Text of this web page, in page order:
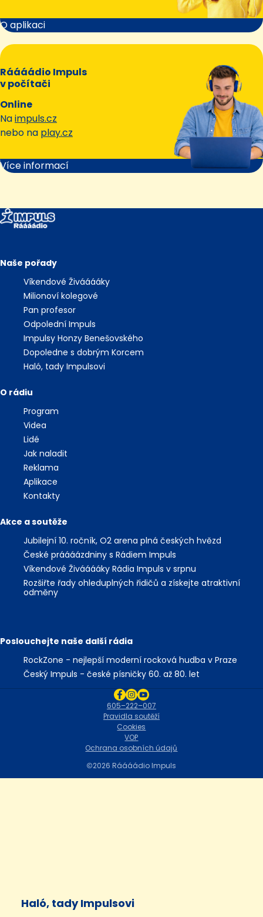
Haló, tady Impulsovi
O aplikaci
Ráááádio Impuls
v počítači
Online
Naimpuls.cz
nebo na play.cz
Více informací
Naše pořady
Víkendové Živááááky
Milionoví kolegové
Pan profesor
Odpolední Impuls
Impulsy Honzy Benešovského
Dopoledne s dobrým Korcem
Haló, tady Impulsovi
O rádiu
Program
Videa
Lidé
Jak naladit
Reklama
Aplikace
Kontakty
Akce a soutěže
Jubilejní 10. ročník, O2 arena plná českých hvězd
České práááázdniny s Rádiem Impuls
Víkendové Živááááky Rádia Impuls v srpnu
Rozšiřte řady ohleduplných řidičů a získejte atraktivní
odměny
Poslouchejte naše další rádia
RockZone - nejlepší moderní rocková hudba v Praze
Český Impuls - české písničky 60. až 80. let
2026 Ráááádio Impuls
Ochrana osobních údajů
VOP
Cookies
Pravidla soutěží
605–222–007